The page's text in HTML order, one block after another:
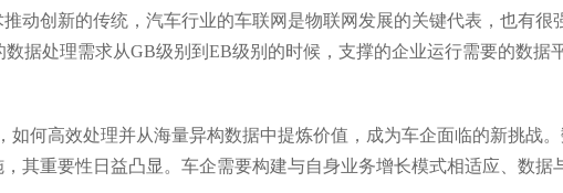
动创新的传统，汽车行业的车联网是物联网发展的关键代表，也有很
据处理需求从GB级别到EB级别的时候，支撑的企业运行需要的数据
如何高效处理并从海量异构数据中提炼价值，成为车企面临的新挑战
其重要性日益凸显。车企需要构建与自身业务增长模式相适应、数据